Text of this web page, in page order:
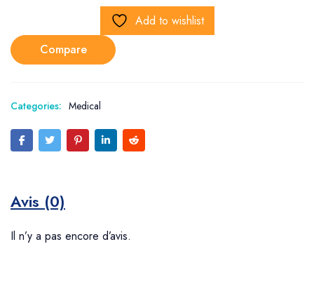
Add to wishlist
Compare
Categories: Medical
Avis (0)
Il n’y a pas encore d’avis.